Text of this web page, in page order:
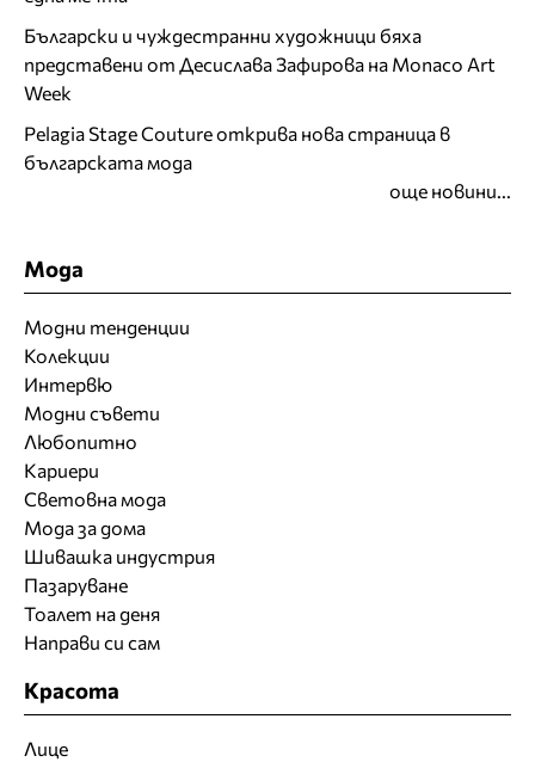
Български и чуждестранни художници бяха
представени от Десислава Зафирова на Monaco Art
Week
Pelagia Stage Couture открива нова страница в
българската мода
още новини...
Мода
Модни тенденции
Колекции
Интервю
Модни съвети
Любопитно
Кариери
Световна мода
Мода за дома
Шивашка индустрия
Пазаруване
Тоалет на деня
Направи си сам
Красота
Лице